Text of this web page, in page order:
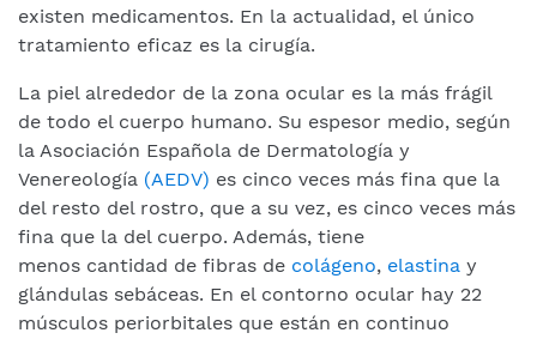
existen medicamentos. En la actualidad, el único
tratamiento eficaz es la cirugía.
La piel alrededor de la zona ocular es la más frágil
de todo el cuerpo humano. Su espesor medio, según
la Asociación Española de Dermatología y
Venereología (AEDV) es cinco veces más fina que la
del resto del rostro, que a su vez, es cinco veces más
fina que la del cuerpo. Además, tiene
menos cantidad de fibras de colágeno, elastina y
glándulas sebáceas. En el contorno ocular hay 22
músculos periorbitales que están en continuo